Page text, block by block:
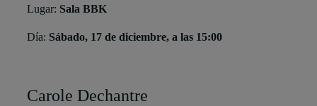
Lugar: Sala BBK
Día: Sábado, 17 de diciembre, a las 15:00
Carole Dechantre